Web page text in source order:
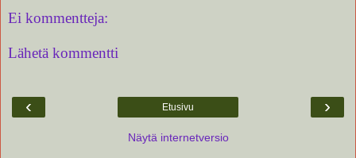
Ei kommentteja:
Lähetä kommentti
‹ ›
Etusivu
Näytä internetversio